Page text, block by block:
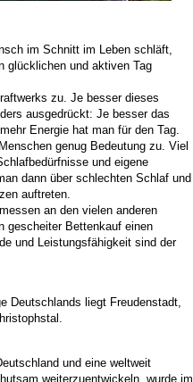
im Schnitt im Leben schläft,
glücklichen und aktiven Tag
zu. Je besser dieses
ausgedrückt: Je besser das
Energie hat man für den Tag.
genug Bedeutung zu. Viel
und eigene
dann über schlechten Schlaf und
auftreten.
an den vielen anderen
gescheiter Bettenkauf einen
und Leistungsfähigkeit sind der
Deutschlands liegt Freudenstadt,
und eine weltweit
weiterzuentwickeln, wurde im